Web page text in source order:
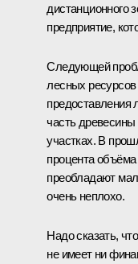
дистанционного
предприятие,
Следующей
лесных
предоставления
часть
участках. В
процента
преобладают
очень неплохо.
Надо сказать,
не имеет ни